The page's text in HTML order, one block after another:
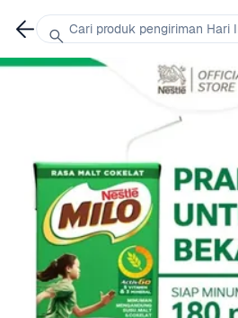
Cari produk pengiriman Hari